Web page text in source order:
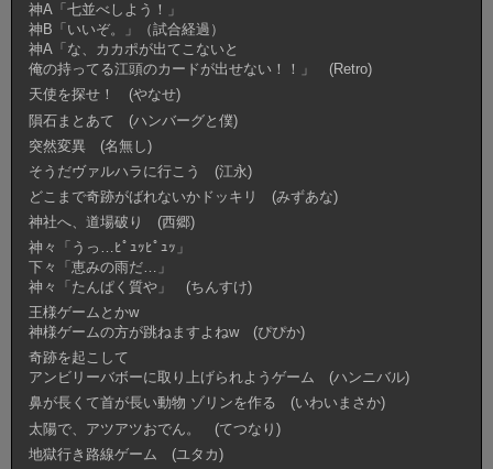
神A「七並べしよう！」
神B「いいぞ。」（試合経過）
神A「な、カカポが出てこないと
俺の持ってる江頭のカードが出せない！！」 (Retro)
天使を探せ！ (やなせ)
隕石まとあて (ハンバーグと僕)
突然変異 (名無し)
そうだヴァルハラに行こう (江永)
どこまで奇跡がばれないかドッキリ (みずあな)
神社へ、道場破り (西郷)
神々「うっ…ﾋﾟｭｯﾋﾟｭｯ」
下々「恵みの雨だ…」
神々「たんぱく質や」 (ちんすけ)
王様ゲームとかw
神様ゲームの方が跳ねますよねw (ぴぴか)
奇跡を起こして
アンビリーバボーに取り上げられようゲーム (ハンニバル)
鼻が長くて首が長い動物 ゾリンを作る (いわいまさか)
太陽で、アツアツおでん。 (てつなり)
地獄行き路線ゲーム (ユタカ)